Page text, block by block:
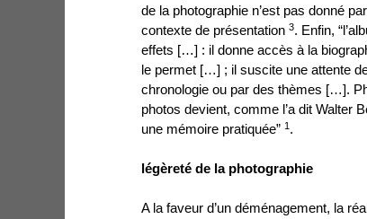
de la photographie n’est pas donné
contexte de présentation 3. Enfin,
effets […] : il donne accès à la
le permet […] ; il suscite une attente
chronologie ou par des thèmes […].
photos devient, comme l’a dit Walter
une mémoire pratiquée” 1 .
légèreté de la photographie
A la faveur d’un déménagement, la